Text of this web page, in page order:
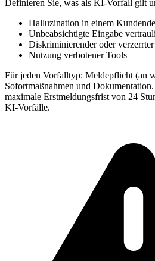
Definieren Sie, was als KI-Vorfall gilt
Halluzination in einem
Unbeabsichtigte Eingabe
Diskriminierender oder
Nutzung verbotener Tools
Für jeden Vorfalltyp: Meldepflicht (an
Sofortmaßnahmen und
maximale Erstmeldungsfrist von 24
KI-Vorfälle.